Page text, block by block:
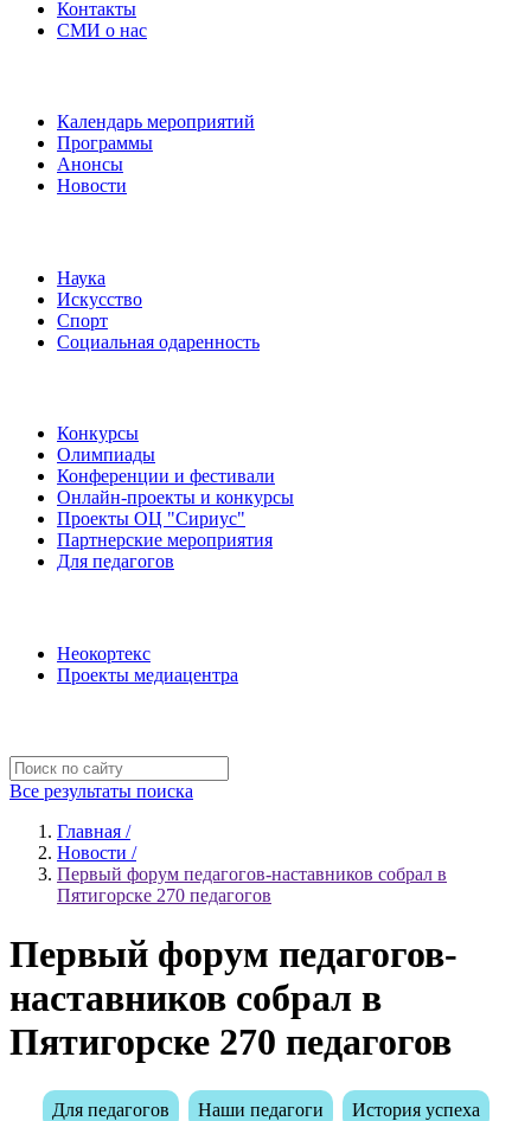
Контакты
СМИ о нас
Календарь мероприятий
Программы
Анонсы
Новости
Наука
Искусство
Спорт
Социальная одаренность
Конкурсы
Олимпиады
Конференции и фестивали
Онлайн-проекты и конкурсы
Проекты ОЦ "Сириус"
Партнерские мероприятия
Для педагогов
Неокортекс
Проекты медиацентра
Все результаты поиска
Главная /
Новости /
Первый форум педагогов-наставников собрал в
Пятигорске 270 педагогов
Первый форум педагогов-
наставников собрал в
Пятигорске 270 педагогов
Для педагогов Наши педагоги История успеха